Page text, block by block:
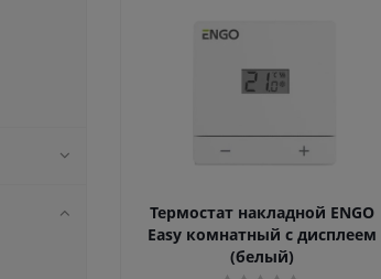
Термостат накладной ENGO
Easy комнатный с дисплеем
(белый)